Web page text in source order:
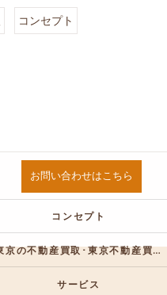
コンセプト
お問い合わせはこちら
コンセプト
東京の不動産買取･東京不動産買取センターの評判
サービス